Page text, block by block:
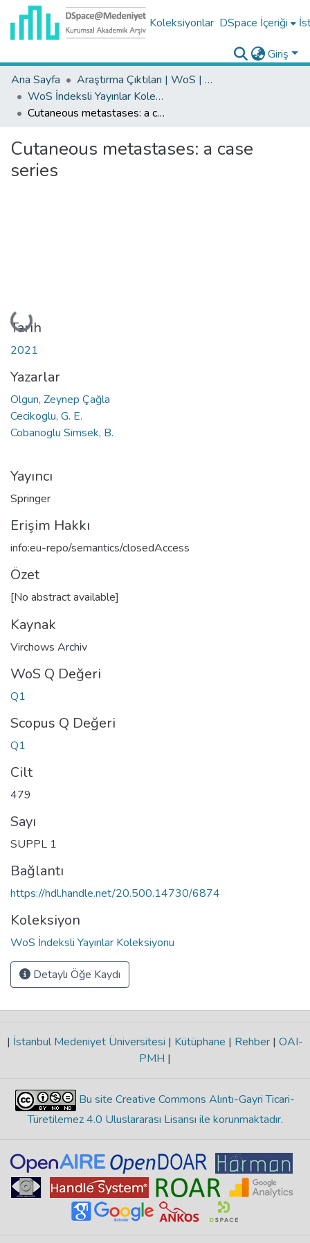
Koleksiyonlar DSpace İçeriği
Giriş
Ana Sayfa
Araştırma Çıktıları | WoS | Scopus | TR-Dizin | PubMed
WoS İndeksli Yayınlar Koleksiyonu
Cutaneous metastases: a case series
Cutaneous metastases: a case
series
Yükleniyor...
Tarih
2021
Yazarlar
Olgun, Zeynep Çağla
Cecikoglu, G. E.
Cobanoglu Simsek, B.
Yayıncı
Springer
Erişim Hakkı
info:eu-repo/semantics/closedAccess
Özet
[No abstract available]
Kaynak
Virchows Archiv
WoS Q Değeri
Q1
Scopus Q Değeri
Q1
Cilt
479
Sayı
SUPPL 1
Bağlantı
https://hdl.handle.net/20.500.14730/6874
Koleksiyon
WoS İndeksli Yayınlar Koleksiyonu
Detaylı Öğe Kaydı
| İstanbul Medeniyet Üniversitesi | Kütüphane | Rehber | OAI-
PMH |
Bu site Creative Commons Alıntı-Gayri Ticari-
Türetilemez 4.0 Uluslararası Lisansı ile korunmaktadır.